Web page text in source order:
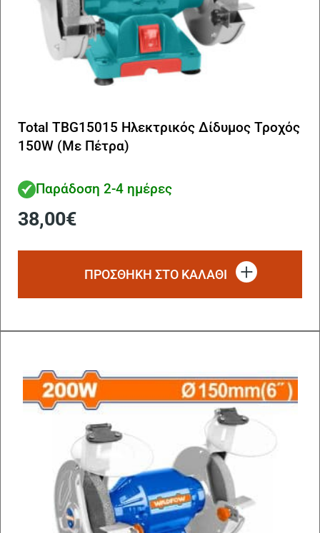
Total TBG15015 Ηλεκτρικός Δίδυμος Τροχός
150W (Με Πέτρα)
Παράδοση 2-4 ημέρες
38,00€
ΠΡΟΣΘΗΚΗ ΣΤΟ ΚΑΛΑΘΙ